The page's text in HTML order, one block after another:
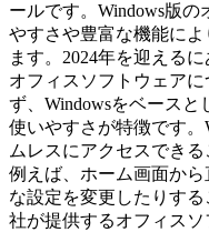
ールです。Windows版
やすさや豊富な機能に
ます。2024年を迎える
オフィスソフトウェア
ず、Windowsをベース
使いやすさが特徴です
ムレスにアクセスでき
例えば、ホーム画面か
な設定を変更したりす
社が提供するオフィス